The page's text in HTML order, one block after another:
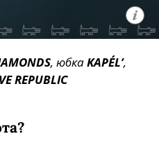
, юбкаKAPÉL’,
REPUBLIC